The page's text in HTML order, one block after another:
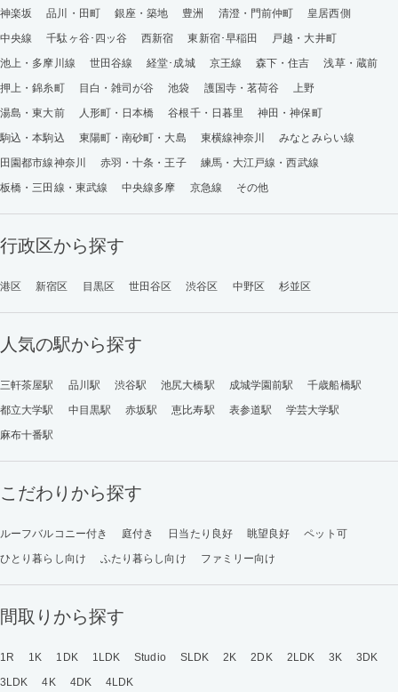
神楽坂
品川・田町 銀座・築地 豊洲 清澄・門前仲町
皇居西側
中央線
千駄ヶ谷･四ッ谷 西新宿 東新宿･早稲田
戸越・大井町
池上・多摩川線
世田谷線 経堂･成城 京王線 森下・住吉
浅草・蔵前
押上・錦糸町
目白・雑司が谷 池袋 護国寺・茗荷谷
上野
湯島・東大前
人形町・日本橋 谷根千・日暮里
神田・神保町
駒込・本駒込
東陽町・南砂町・大島 東横線神奈川
みなとみらい線
田園都市線神奈川
赤羽・十条・王子
練馬・大江戸線・西武線
板橋・三田線・東武線
中央線多摩 京急線 その他
行政区から探す
港区 新宿区 目黒区 世田谷区 渋谷区 中野区 杉並区
人気の駅から探す
三軒茶屋駅 品川駅 渋谷駅 池尻大橋駅 成城学園前駅
千歳船橋駅
都立大学駅
中目黒駅 赤坂駅 恵比寿駅 表参道駅
学芸大学駅
麻布十番駅
こだわりから探す
ルーフバルコニー付き 庭付き 日当たり良好 眺望良好
ペット可
ひとり暮らし向け
ふたり暮らし向け ファミリー向け
間取りから探す
1R 1K 1DK 1LDK Studio SLDK 2K 2DK 2LDK 3K
3DK
3LDK
4K 4DK 4LDK